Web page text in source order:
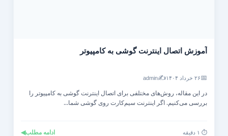
آموزش اتصال اینترنت گوشی به کامپیوتر
۲۶ خرداد ۱۴۰۴ ✍️
admin
در این مقاله، روش‌های مختلفی برای اتصال اینترنت گوشی به کامپیوتر را
بررسی می‌کنیم. اگر اینترنت سیم‌کارت روی گوشی شما...
ادامه مطلب◀